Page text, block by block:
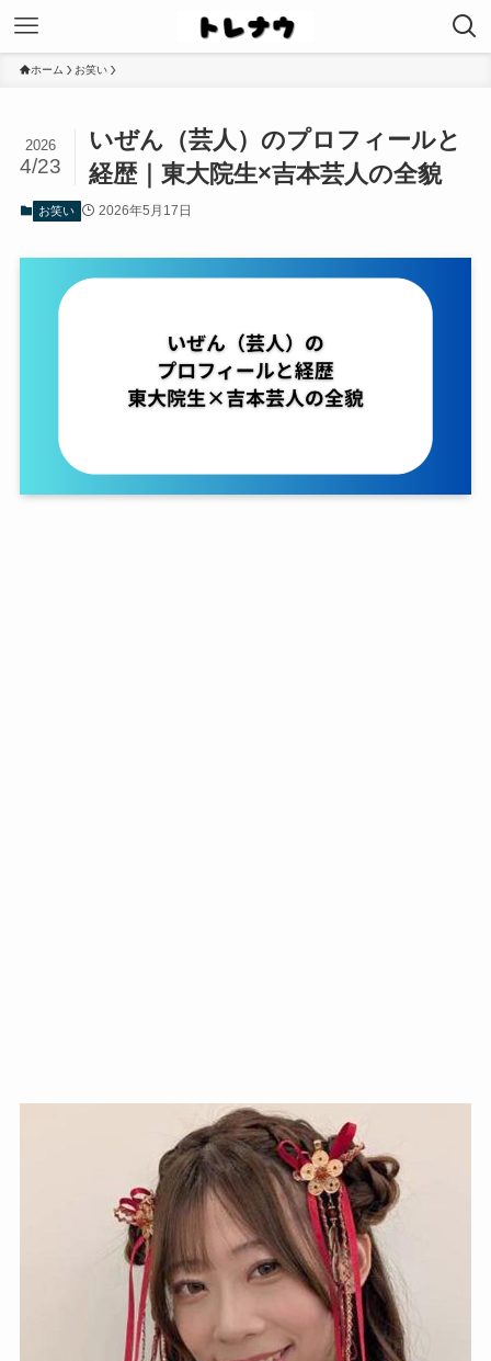
ホーム お笑い
いぜん（芸人）のプロフィールと
経歴｜東大院生×吉本芸人の全貌
2026
4/23
お笑い 2026年5月17日